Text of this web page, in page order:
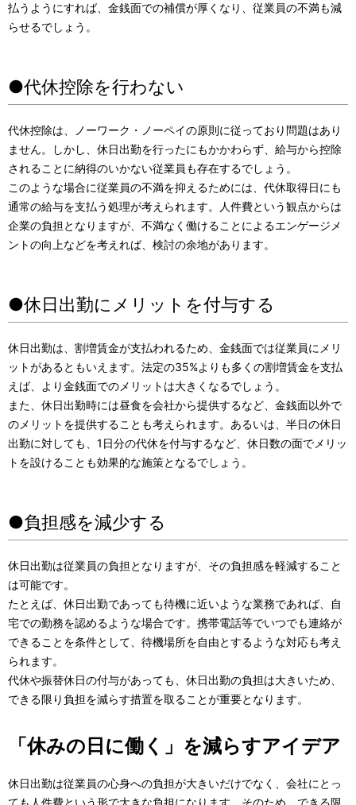
払うようにすれば、金銭面での補償が厚くなり、従業員の不満も減
らせるでしょう。
●代休控除を行わない
代休控除は、ノーワーク・ノーペイの原則に従っており問題はあり
ません。しかし、休日出勤を行ったにもかかわらず、給与から控除
されることに納得のいかない従業員も存在するでしょう。
このような場合に従業員の不満を抑えるためには、代休取得日にも
通常の給与を支払う処理が考えられます。人件費という観点からは
企業の負担となりますが、不満なく働けることによるエンゲージメ
ントの向上などを考えれば、検討の余地があります。
●休日出勤にメリットを付与する
休日出勤は、割増賃金が支払われるため、金銭面では従業員にメリ
ットがあるともいえます。法定の35%よりも多くの割増賃金を支払
えば、より金銭面でのメリットは大きくなるでしょう。
また、休日出勤時には昼食を会社から提供するなど、金銭面以外で
のメリットを提供することも考えられます。あるいは、半日の休日
出勤に対しても、1日分の代休を付与するなど、休日数の面でメリッ
トを設けることも効果的な施策となるでしょう。
●負担感を減少する
休日出勤は従業員の負担となりますが、その負担感を軽減すること
は可能です。
たとえば、休日出勤であっても待機に近いような業務であれば、自
宅での勤務を認めるような場合です。携帯電話等でいつでも連絡が
できることを条件として、待機場所を自由とするような対応も考え
られます。
代休や振替休日の付与があっても、休日出勤の負担は大きいため、
できる限り負担を減らす措置を取ることが重要となります。
「休みの日に働く」を減らすアイデア
休日出勤は従業員の心身への負担が大きいだけでなく、会社にとっ